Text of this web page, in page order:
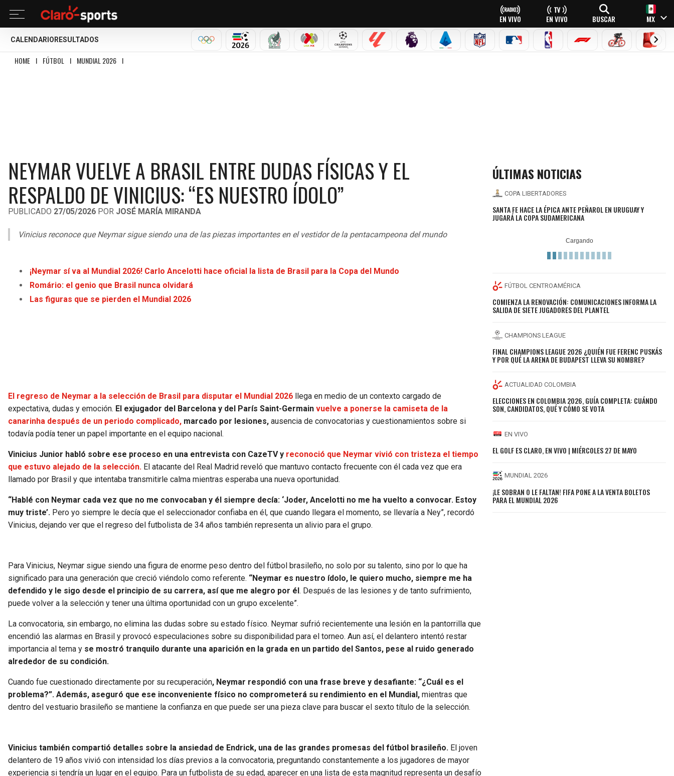
EN VIVO EN VIVO BUSCAR MX
CALENDARIO RESULTADOS
OLÍMPICOSMUNDIAL 2026SELECCIÓN MEXICANA
LIGA MX CHAMPIONS LEAGUE
LALIGA PREMIER LEAGUE
SERIE A NFL MLB NBA FÓRMULA 1CICLISMOBOXEO
HOME I FÚTBOL I MUNDIAL 2026 I
NEYMAR VUELVE A BRASIL ENTRE DUDAS FÍSICAS Y EL
RESPALDO DE VINICIUS: “ES NUESTRO ÍDOLO”
PUBLICADO 27/05/2026 POR JOSÉ MARÍA MIRANDA
Vinicius reconoce que Neymar sigue siendo una de las piezas importantes en el vestidor de la pentacampeona del mundo
¡Neymar sí va al Mundial 2026! Carlo Ancelotti hace oficial la lista de Brasil para la Copa del Mundo
Romário: el genio que Brasil nunca olvidará
Las figuras que se pierden el Mundial 2026
El regreso de Neymar a la selección de Brasil para disputar el Mundial 2026 llega en medio de un contexto cargado de
expectativa, dudas y emoción. El exjugador del Barcelona y del París Saint-Germain vuelve a ponerse la camiseta de la
canarinha después de un periodo complicado, marcado por lesiones, ausencia de convocatorias y cuestionamientos sobre si
todavía podía tener un papel importante en el equipo nacional.
Vinicius Junior habló sobre ese proceso en una entrevista con CazeTV y reconoció que Neymar vivió con tristeza el tiempo
que estuvo alejado de la selección. El atacante del Real Madrid reveló que mantuvo contacto frecuente con él cada vez que era
llamado por Brasil y que intentaba transmitirle calma mientras esperaba una nueva oportunidad.
“Hablé con Neymar cada vez que no me convocaban y él siempre decía: ‘Joder, Ancelotti no me ha vuelto a convocar. Estoy
muy triste’. Pero yo siempre le decía que el seleccionador confiaba en él, que cuando llegara el momento, se llevaría a Ney”, recordó
Vinicius, dejando ver que el regreso del futbolista de 34 años también representa un alivio para el grupo.
Para Vinicius, Neymar sigue siendo una figura de enorme peso dentro del fútbol brasileño, no solo por su talento, sino por lo que ha
significado para una generación que creció viéndolo como referente. “Neymar es nuestro ídolo, le quiero mucho, siempre me ha
defendido y le sigo desde el principio de su carrera, así que me alegro por él . Después de las lesiones y de tanto sufrimiento,
puede volver a la selección y tener una última oportunidad con un grupo excelente”.
La convocatoria, sin embargo, no elimina las dudas sobre su estado físico. Neymar sufrió recientemente una lesión en la pantorrilla que
encendió las alarmas en Brasil y provocó especulaciones sobre su disponibilidad para el torneo. Aun así, el delantero intentó restar
importancia al tema y se mostró tranquilo durante una aparición en la grada en un partido del Santos, pese al ruido generado
alrededor de su condición.
Cuando fue cuestionado directamente por su recuperación, Neymar respondió con una frase breve y desafiante: “¿Cuál es el
problema?”. Además, aseguró que ese inconveniente físico no comprometerá su rendimiento en el Mundial, mientras que
dentro del vestuario brasileño se mantiene la confianza en que puede ser una pieza clave para buscar el sexto título de la selección.
Vinicius también compartió detalles sobre la ansiedad de Endrick, una de las grandes promesas del fútbol brasileño. El joven
delantero de 19 años vivió con intensidad los días previos a la convocatoria, preguntando constantemente a los jugadores de mayor
experiencia si tendría un lugar en el equipo. Para un futbolista de su edad, aparecer en una lista de esta magnitud representa un desafío
ÚLTIMAS NOTICIAS
COPA LIBERTADORES
SANTA FE HACE LA ÉPICA ANTE PEÑAROL EN URUGUAY Y
JUGARÁ LA COPA SUDAMERICANA
FÚTBOL CENTROAMÉRICA
COMIENZA LA RENOVACIÓN: COMUNICACIONES INFORMA LA
SALIDA DE SIETE JUGADORES DEL PLANTEL
CHAMPIONS LEAGUE
FINAL CHAMPIONS LEAGUE 2026 ¿QUIÉN FUE FERENC PUSKÁS
Y POR QUÉ LA ARENA DE BUDAPEST LLEVA SU NOMBRE?
ACTUALIDAD COLOMBIA
ELECCIONES EN COLOMBIA 2026, GUÍA COMPLETA: CUÁNDO
SON, CANDIDATOS, QUÉ Y CÓMO SE VOTA
EN VIVO
EL GOLF ES CLARO, EN VIVO | MIÉRCOLES 27 DE MAYO
MUNDIAL 2026
¡LE SOBRAN O LE FALTAN! FIFA PONE A LA VENTA BOLETOS
PARA EL MUNDIAL 2026